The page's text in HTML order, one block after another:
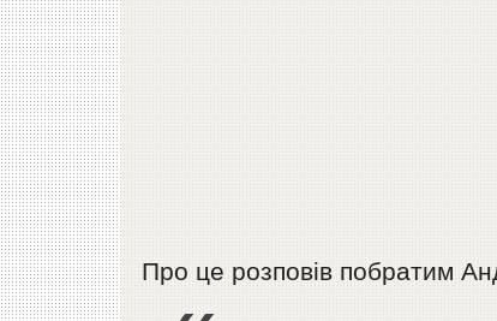
Про це розповів побратим